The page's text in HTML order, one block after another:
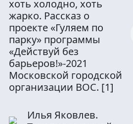
хоть холодно, хоть
жарко. Рассказ о
проекте «Гуляем по
парку» программы
«Действуй без
барьеров!»-2021
Московской городской
организации ВОС. [1]
Илья Яковлев.